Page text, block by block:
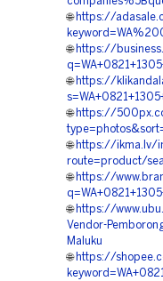
🌐 https://
🌐 https://
🌐 https://
🌐 https://
🌐 https://ikma.lv/
route=product/
🌐 https://
🌐 https://
Vendor-
Maluku
🌐 https://